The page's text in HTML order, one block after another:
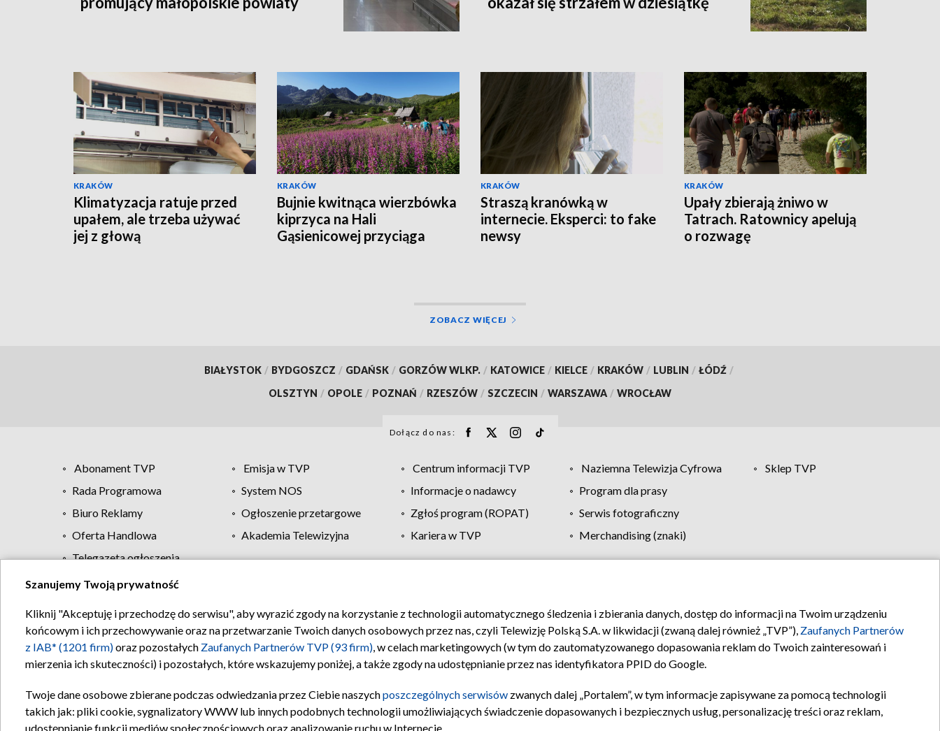
KRAKÓW
Klimatyzacja ratuje przed
upałem, ale trzeba używać
jej z głową
KRAKÓW
Bujnie kwitnąca wierzbówka
kiprzyca na Hali
Gąsienicowej przyciąga
KRAKÓW
Straszą kranówką w
internecie. Eksperci: to fake
newsy
KRAKÓW
Upały zbierają żniwo w
Tatrach. Ratownicy apelują
o rozwagę
ZOBACZ WIĘCEJ
BIAŁYSTOK / BYDGOSZCZ / GDAŃSK / GORZÓW WLKP. / KATOWICE / KIELCE / KRAKÓW / LUBLIN / ŁÓDŹ /
OLSZTYN / OPOLE / POZNAŃ / RZESZÓW / SZCZECIN / WARSZAWA / WROCŁAW
Dołącz do nas:
Abonament TVP Emisja w TVP Centrum informacji TVP Naziemna Telewizja Cyfrowa
Sklep TVP
Rada Programowa
System NOS Informacje o nadawcy
Program dla prasy
Biuro Reklamy
Ogłoszenie przetargowe Zgłoś program (ROPAT)
Serwis fotograficzny
Oferta Handlowa
Akademia Telewizyjna Kariera w TVP
Merchandising (znaki)
Telegazeta ogłoszenia
Regulamin TVP Polityka prywatności Moje zgody Pomoc Biuro reklamy Kontakt
Szanujemy Twoją prywatność
Kliknij "Akceptuję i przechodzę do serwisu", aby wyrazić zgody na korzystanie z technologii automatycznego śledzenia i zbierania danych, dostęp do informacji na Twoim urządzeniu
końcowym i ich przechowywanie oraz na przetwarzanie Twoich danych osobowych przez nas, czyli Telewizję Polską S.A. w likwidacji (zwaną dalej również „TVP”), Zaufanych Partnerów
z IAB* (1201 firm)oraz pozostałych Zaufanych Partnerów TVP (93 firm), w celach marketingowych (w tym do zautomatyzowanego dopasowania reklam do Twoich zainteresowań i
mierzenia ich skuteczności) i pozostałych, które wskazujemy poniżej, a także zgody na udostępnianie przez nas identyfikatora PPID do Google.
Twoje dane osobowe zbierane podczas odwiedzania przez Ciebie naszychposzczególnych serwisów zwanych dalej „Portalem”, w tym informacje zapisywane za pomocą technologii
takich jak: pliki cookie, sygnalizatory WWW lub innych podobnych technologii umożliwiających świadczenie dopasowanych i bezpiecznych usług, personalizację treści oraz reklam,
udostępnianie funkcji mediów społecznościowych oraz analizowanie ruchu w Internecie.